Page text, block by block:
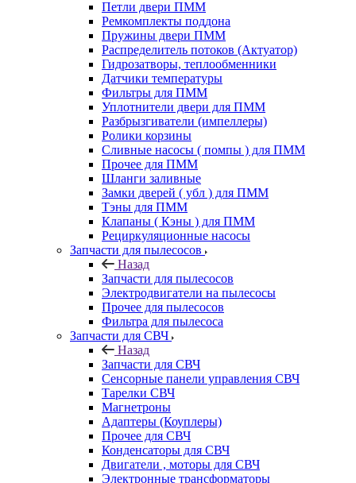
Петли двери ПММ
Ремкомплекты поддона
Пружины двери ПММ
Распределитель потоков (Актуатор)
Гидрозатворы, теплообменники
Датчики температуры
Фильтры для ПММ
Уплотнители двери для ПММ
Разбрызгиватели (импеллеры)
Ролики корзины
Сливные насосы ( помпы ) для ПММ
Прочее для ПММ
Шланги заливные
Замки дверей ( убл ) для ПММ
Тэны для ПММ
Клапаны ( Кэны ) для ПММ
Рециркуляционные насосы
Запчасти для пылесосов
Назад
Запчасти для пылесосов
Электродвигатели на пылесосы
Прочее для пылесосов
Фильтра для пылесоса
Запчасти для СВЧ
Назад
Запчасти для СВЧ
Сенсорные панели управления СВЧ
Тарелки СВЧ
Магнетроны
Адаптеры (Коуплеры)
Прочее для СВЧ
Конденсаторы для СВЧ
Двигатели , моторы для СВЧ
Электронные трансформаторы